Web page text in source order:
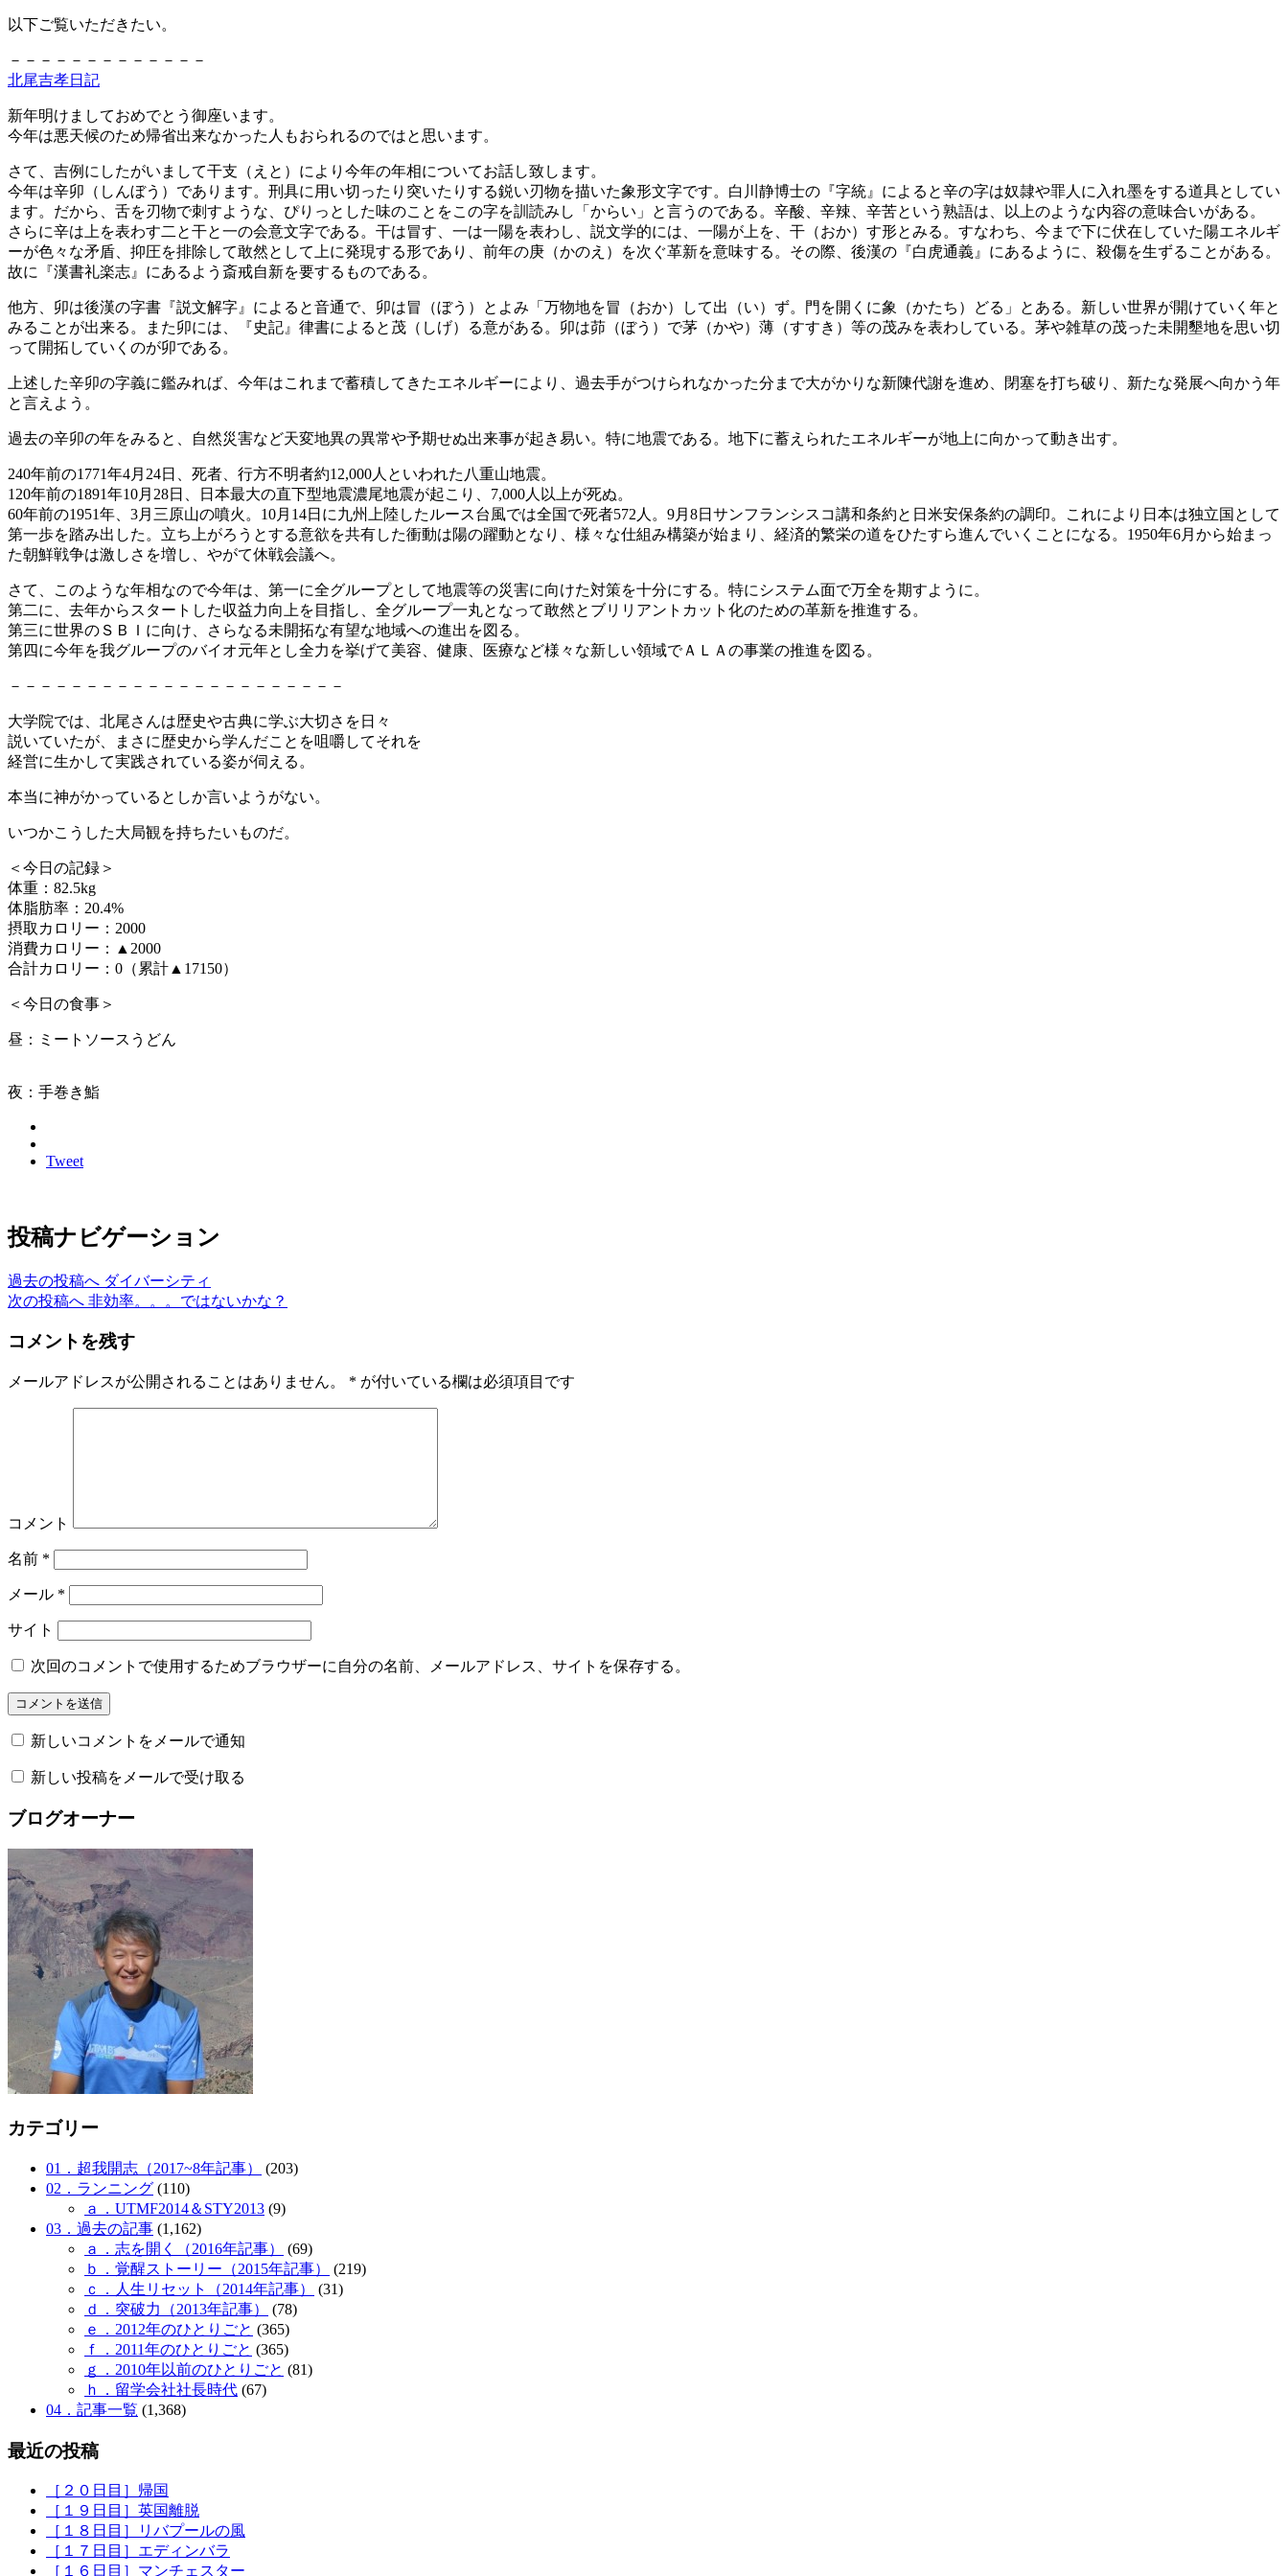
以下ご覧いただきたい。
－－－－－－－－－－－－－
北尾吉孝日記
新年明けましておめでとう御座います。
今年は悪天候のため帰省出来なかった人もおられるのではと思います。
さて、吉例にしたがいまして干支（えと）により今年の年相についてお話し致します。
今年は辛卯（しんぼう）であります。刑具に用い切ったり突いたりする鋭い刃物を描いた象形文字です。白川静博士の『字統』によると辛の字は奴隷や罪人に入れ墨をする道具としてい
ます。だから、舌を刃物で刺すような、ぴりっとした味のことをこの字を訓読みし「からい」と言うのである。辛酸、辛辣、辛苦という熟語は、以上のような内容の意味合いがある。
さらに辛は上を表わす二と干と一の会意文字である。干は冒す、一は一陽を表わし、説文学的には、一陽が上を、干（おか）す形とみる。すなわち、今まで下に伏在していた陽エネルギ
ーが色々な矛盾、抑圧を排除して敢然として上に発現する形であり、前年の庚（かのえ）を次ぐ革新を意味する。その際、後漢の『白虎通義』にあるように、殺傷を生ずることがある。
故に『漢書礼楽志』にあるよう斎戒自新を要するものである。
他方、卯は後漢の字書『説文解字』によると音通で、卯は冒（ぼう）とよみ「万物地を冒（おか）して出（い）ず。門を開くに象（かたち）どる」とある。新しい世界が開けていく年と
みることが出来る。また卯には、『史記』律書によると茂（しげ）る意がある。卯は茆（ぼう）で茅（かや）薄（すすき）等の茂みを表わしている。茅や雑草の茂った未開墾地を思い切
って開拓していくのが卯である。
上述した辛卯の字義に鑑みれば、今年はこれまで蓄積してきたエネルギーにより、過去手がつけられなかった分まで大がかりな新陳代謝を進め、閉塞を打ち破り、新たな発展へ向かう年
と言えよう。
過去の辛卯の年をみると、自然災害など天変地異の異常や予期せぬ出来事が起き易い。特に地震である。地下に蓄えられたエネルギーが地上に向かって動き出す。
240年前の1771年4月24日、死者、行方不明者約12,000人といわれた八重山地震。
120年前の1891年10月28日、日本最大の直下型地震濃尾地震が起こり、7,000人以上が死ぬ。
60年前の1951年、3月三原山の噴火。10月14日に九州上陸したルース台風では全国で死者572人。9月8日サンフランシスコ講和条約と日米安保条約の調印。これにより日本は独立国として
第一歩を踏み出した。立ち上がろうとする意欲を共有した衝動は陽の躍動となり、様々な仕組み構築が始まり、経済的繁栄の道をひたすら進んでいくことになる。1950年6月から始まっ
た朝鮮戦争は激しさを増し、やがて休戦会議へ。
さて、このような年相なので今年は、第一に全グループとして地震等の災害に向けた対策を十分にする。特にシステム面で万全を期すように。
第二に、去年からスタートした収益力向上を目指し、全グループ一丸となって敢然とブリリアントカット化のための革新を推進する。
第三に世界のＳＢＩに向け、さらなる未開拓な有望な地域への進出を図る。
第四に今年を我グループのバイオ元年とし全力を挙げて美容、健康、医療など様々な新しい領域でＡＬＡの事業の推進を図る。
－－－－－－－－－－－－－－－－－－－－－－
大学院では、北尾さんは歴史や古典に学ぶ大切さを日々
説いていたが、まさに歴史から学んだことを咀嚼してそれを
経営に生かして実践されている姿が伺える。
本当に神がかっているとしか言いようがない。
いつかこうした大局観を持ちたいものだ。
＜今日の記録＞
体重：82.5kg
体脂肪率：20.4%
摂取カロリー：2000
消費カロリー：▲2000
合計カロリー：0（累計▲17150）
＜今日の食事＞
昼：ミートソースうどん
夜：手巻き鮨
Tweet
投稿ナビゲーション
過去の投稿へ ダイバーシティ
次の投稿へ 非効率。。。ではないかな？
コメントを残す
メールアドレスが公開されることはありません。 * が付いている欄は必須項目です
コメント
名前 *
メール *
サイト
次回のコメントで使用するためブラウザーに自分の名前、メールアドレス、サイトを保存する。
新しいコメントをメールで通知
新しい投稿をメールで受け取る
ブログオーナー
カテゴリー
01．超我開志（2017~8年記事）
(203)
02．ランニング (110)
ａ．UTMF2014＆STY2013 (9)
03．過去の記事 (1,162)
ａ．志を開く（2016年記事）
(69)
ｂ．覚醒ストーリー（2015年記事）
(219)
ｃ．人生リセット（2014年記事）
(31)
ｄ．突破力（2013年記事）
(78)
ｅ．2012年のひとりごと (365)
ｆ．2011年のひとりごと (365)
ｇ．2010年以前のひとりごと (81)
ｈ．留学会社社長時代 (67)
04．記事一覧 (1,368)
最近の投稿
［２０日目］帰国
［１９日目］英国離脱
［１８日目］リバプールの風
［１７日目］エディンバラ
［１６日目］マンチェスター